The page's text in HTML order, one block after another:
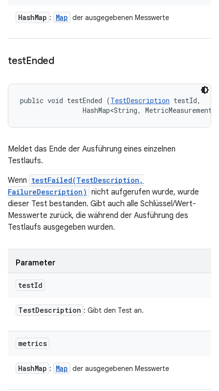
HashMap : Map der ausgegebenen Messwerte
testEnded
public void testEnded (TestDescription testId,
HashMap<String,
Meldet das Ende der Ausführung eines einzelnen
Testlaufs.
Wenn testFailed(TestDescription,
FailureDescription) nicht aufgerufen wurde, wurde
dieser Test bestanden. Gibt auch alle Schlüssel/Wert-
Messwerte zurück, die während der Ausführung des
Testlaufs ausgegeben wurden.
Parameter
testId
TestDescription : Gibt den Test an.
metrics
HashMap : Map der ausgegebenen Messwerte